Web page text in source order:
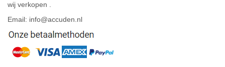
wij verkopen .
Email: info@accuden.nl